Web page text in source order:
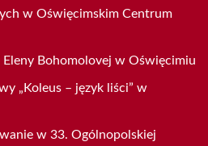
w Oświęcimskim Centrum
Bohomolovej w Oświęcimiu
„Koleus – język liści” w
w 33. Ogólnopolskiej